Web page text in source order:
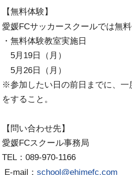
【無料体験】
愛媛FCサッカースクールでは無
・無料体験教室実施日
5月19日（月）
5月26日（月）
※参加したい日の前日までに、一
をすること。
【問い合わせ先】
愛媛FCスクール事務局
TEL：089-970-1166
E-mail： school@ehimefc.com